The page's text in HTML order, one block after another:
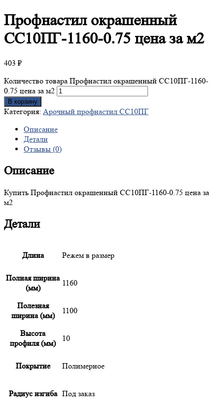
Профнастилокрашенный
СС10ПГ-1160-0.75 цена за м2
403 ₽
Количество товара Профнастил окрашенный СС10ПГ-1160-
0.75 цена за м2
В корзину
Категория: Арочный профнастил СС10ПГ
Описание
Детали
Отзывы (0)
Описание
Купить Профнастил окрашенный СС10ПГ-1160-0.75 цена за
м2
Детали
Длина Режем в размер
Полная ширина
(мм)
1160
Полезная
ширина (мм)
1100
Высота
профиля (мм)
10
Покрытие Полимерное
Радиус изгиба Под заказ